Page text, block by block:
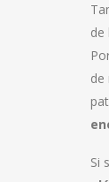
de
de
Si